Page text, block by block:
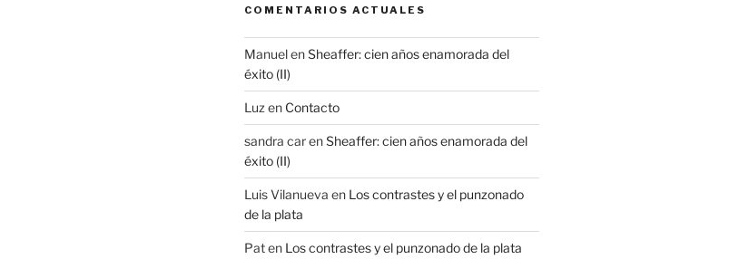
COMENTARIOS ACTUALES
ManuelenSheaffer: cien años enamorada del
éxito (II)
Luz en Contacto
sandra carenSheaffer: cien años enamorada del
éxito (II)
Luis Vilanueva en Los contrastes y el punzonado
de la plata
Paten Los contrastes y el punzonado de la plata